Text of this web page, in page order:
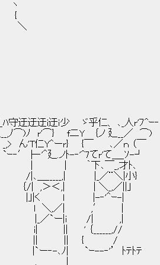
i迂ｉ少 ゞ乎仁、 ､_人r'ﾌ^ｰ
f二Y ｛ノ 廴__／ ⌒)
ーr} {￣ ､／ｎ （￣
ﾄ-‐'^7てr'て＿_ｿ-┘
､￣_,才ﾄ､
|_／¨＼|小} ハー
,| | ＼_,／||｣
|-‐'＾ｰ-|
／| ,′ |
|i /| ,|
{ /
`ｰ--‐'’ ﾄﾃﾄﾃ